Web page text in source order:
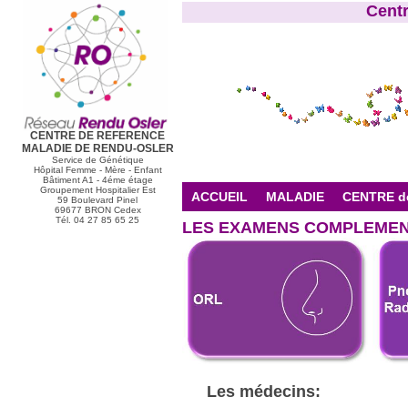
CENTRE DE REFERENCE
MALADIE DE RENDU-OSLER
Service de Génétique
Hôpital Femme - Mère - Enfant
Bâtiment A1 - 4éme étage
Groupement Hospitalier Est
59 Boulevard Pinel
69677 BRON Cedex
Tél. 04 27 85 65 25
LES EXAMENS
Les médecins:
ACCUEIL MALADIE CENTRE